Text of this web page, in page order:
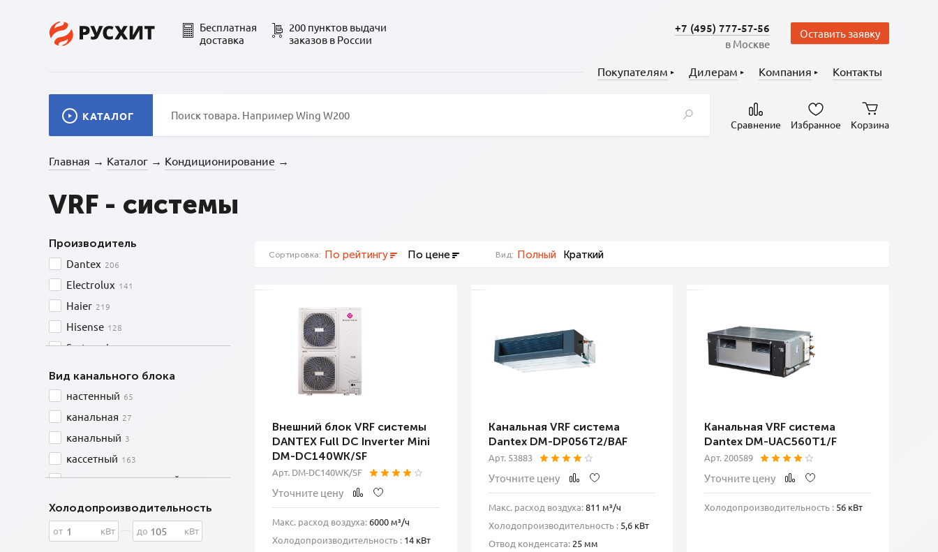
Бесплатная
доставка
200 пунктов выдачи
заказов в России
+7 (495) 777-57-56
в Москве
Оставить заявку
Покупателям Дилерам Компания Контакты
КАТАЛОГ
Сравнение Избранное Корзина
Главная → Каталог → Кондиционирование →
VRF - системы
Производитель
Dantex 206
Electrolux 141
Haier 219
Hisense 128
Systemair 92
Вид канального блока
настенный 65
канальная 27
канальный 3
кассетный 163
напольно-потолочный 75
Холодопроизводительность
от кВт до кВт
Сортировка: По рейтингу По цене Вид: Полный Краткий
Внешний блок VRF системы
DANTEX Full DC Inverter Mini
DM-DC140WK/SF
Арт. DM-DC140WK/SF
Уточните цену
Макс. расход воздуха:6000 м³/ч
Холодопроизводительность : 14 кВт
Канальная VRF система
Dantex DM-DP056T2/BAF
Арт. 53883
Уточните цену
Макс. расход воздуха:811 м³/ч
Холодопроизводительность :5,6 кВт
Отвод конденсата:25 мм
Канальная VRF система
Dantex DM-UAC560T1/F
Арт. 200589
Уточните цену
Холодопроизводительность : 56 кВт